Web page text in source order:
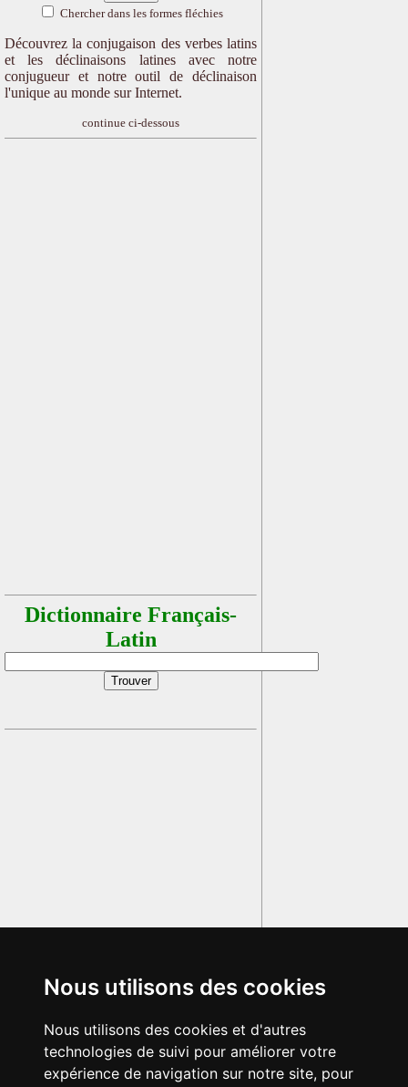
Nous utilisons des cookies
Nous utilisons des cookies et d'autres
technologies de suivi pour améliorer votre
expérience de navigation sur notre site, pour
Chercher dans les formes fléchies
Découvrez la conjugaison des verbes latins
et les déclinaisons latines avec notre
conjugueur et notre outil de déclinaison
l'unique au monde sur Internet.
continue ci-dessous
Dictionnaire Français-
Latin